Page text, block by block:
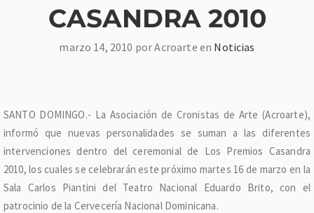
CASANDRA 2010
marzo 14, 2010 por Acroarte en Noticias
SANTO DOMINGO.- La Asociación de Cronistas de Arte (Acroarte),
informó que nuevas personalidades se suman a las diferentes
intervenciones dentro del ceremonial de Los Premios Casandra
2010, los cuales se celebrarán este próximo martes 16 de marzo en la
Sala Carlos Piantini del Teatro Nacional Eduardo Brito, con el
patrocinio de la Cervecería Nacional Dominicana.